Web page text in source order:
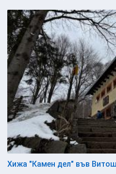
Хижа "Камен дел" във